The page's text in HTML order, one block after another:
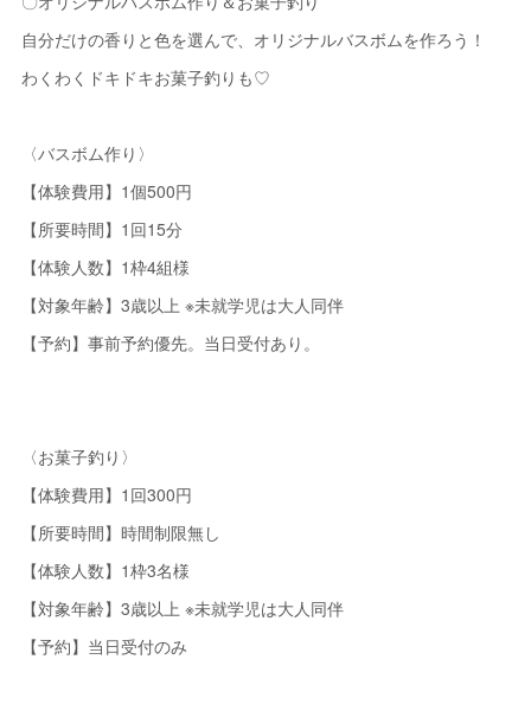
自分だけの香りと色を選んで、オリジナルバスボムを作ろう！
わくわくドキドキお菓子釣りも♡
〈バスボム作り〉
【体験費用】1個500円
【所要時間】1回15分
【体験人数】1枠4組様
【対象年齢】3歳以上 ※未就学児は大人同伴
【予約】事前予約優先。当日受付あり。
〈お菓子釣り〉
【体験費用】1回300円
【所要時間】時間制限無し
【体験人数】1枠3名様
【対象年齢】3歳以上 ※未就学児は大人同伴
【予約】当日受付のみ